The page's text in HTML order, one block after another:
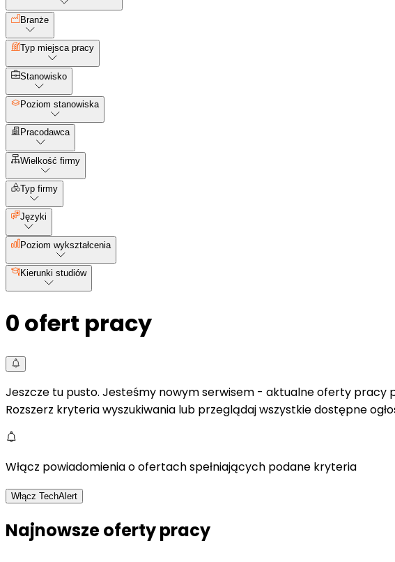
Branże
Typ miejsca pracy
Stanowisko
Poziom stanowiska
Pracodawca
Wielkość firmy
Typ firmy
Języki
Poziom wykształcenia
Kierunki studiów
0 ofert pracy
Jeszcze tu pusto. Jesteśmy nowym serwisem - aktualne oferty pracy
Rozszerz kryteria wyszukiwania lub przeglądaj wszystkie dostępne
Włącz powiadomienia o ofertach spełniających podane kryteria
Włącz TechAlert
Najnowsze oferty pracy